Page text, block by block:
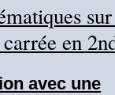
en
avec une